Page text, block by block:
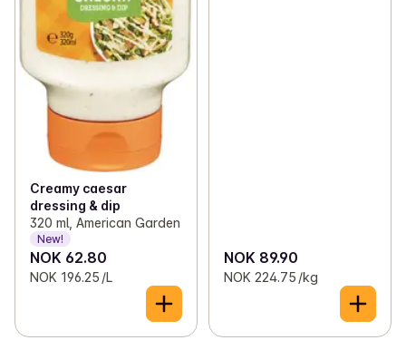
Creamy caesar
dressing & dip
320 ml, American Garden
New!
NOK 62.80
NOK 196.25 /L
NOK 89.90
NOK 224.75 /kg